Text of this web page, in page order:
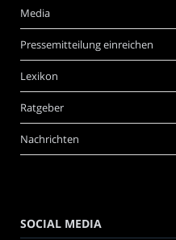
Media
Pressemitteilung einreichen
Lexikon
Ratgeber
Nachrichten
SOCIAL MEDIA